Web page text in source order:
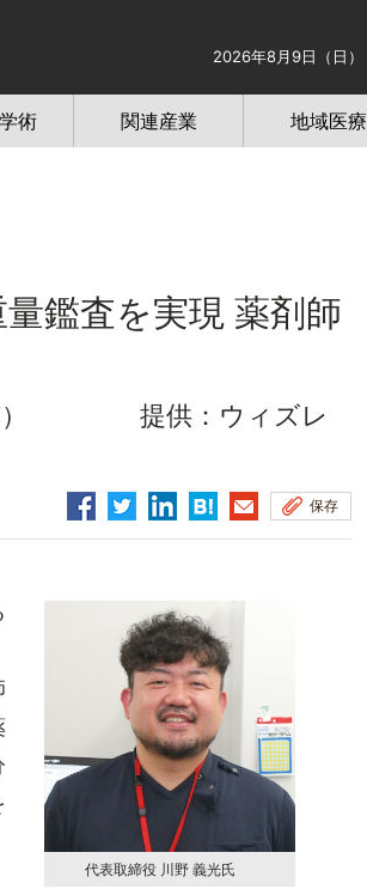
2026年8月9日（日）
術 関連産業 地域医療
鑑査を実現 薬剤師
都市） 提供：ウィズレ
保存
代表取締役 川野 義光氏